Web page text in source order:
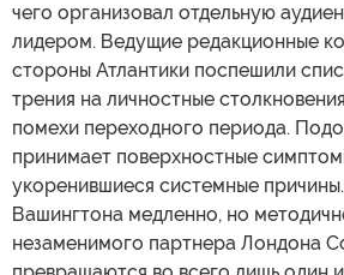
чего организовал отдельную
лидером. Ведущие редакционные
стороны Атлантики поспешили
трения на личностные
помехи переходного периода.
принимает поверхностные
укоренившиеся системные
Вашингтона медленно, но
незаменимого партнера Лондона